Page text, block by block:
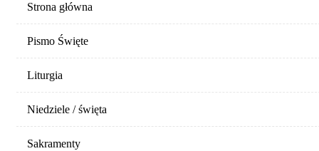
Strona główna
Pismo Święte
Liturgia
Niedziele / święta
Sakramenty